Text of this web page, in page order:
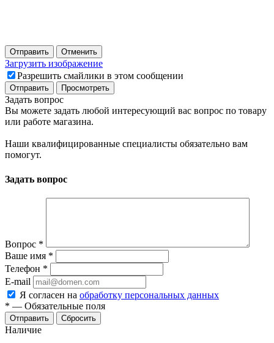
Отправить Отменить
Загрузить изображение
Разрешить смайлики в этом сообщении
Задать вопрос
Вы можете задать любой интересующий вас вопрос по товару
или работе магазина.
Наши квалифицированные специалисты обязательно вам
помогут.
Задать вопрос
Вопрос *
Ваше имя *
Телефон *
E-mail
Я согласен на обработку персональных данных
* — Обязательные поля
Отправить Сбросить
Наличие